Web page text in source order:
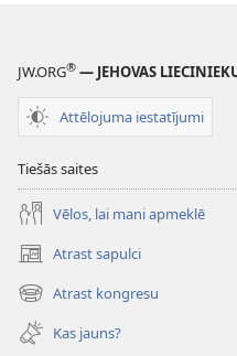
JW.ORG® — JEHOVAS
Attēlojuma iestatījumi
Tiešās saites
Vēlos, lai mani apmeklē
Atrast sapulci
(opens
new
window)
Atrast kongresu
(opens
new
window)
Kas jauns?